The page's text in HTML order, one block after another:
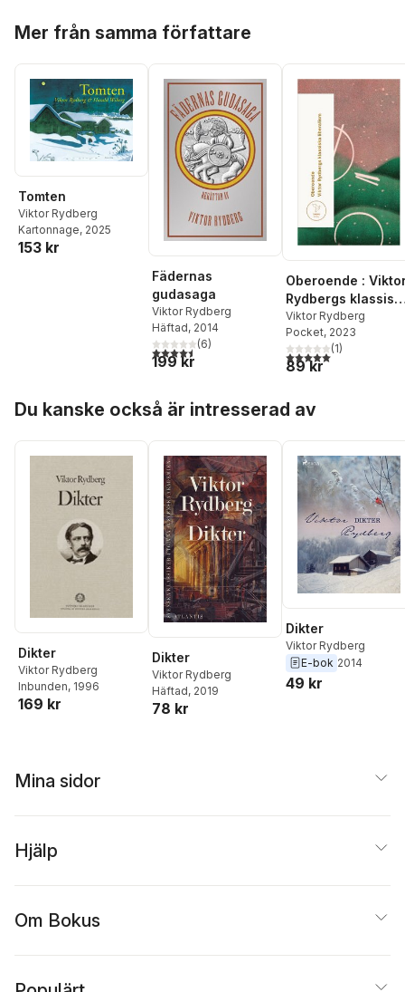
Mer från samma författare
Tomten
Viktor Rydberg
Kartonnage, 2025
153 kr
Fädernas
gudasaga
Viktor Rydberg
Häftad, 2014
4,5utav 5 stjärnor. Totalt antal röster:
(6)
199 kr
Oberoende :
Rydbergs
liberalism
Viktor Rydberg
Pocket, 2023
5,0utav 5 stjärnor.
(1)
89 kr
Du kanske också är intresserad av
Dikter
Viktor Rydberg
Inbunden, 1996
169 kr
Dikter
Viktor Rydberg
Häftad, 2019
78 kr
Dikter
Viktor Rydberg
E-bok 2014
49 kr
Mina sidor
Hjälp
Om Bokus